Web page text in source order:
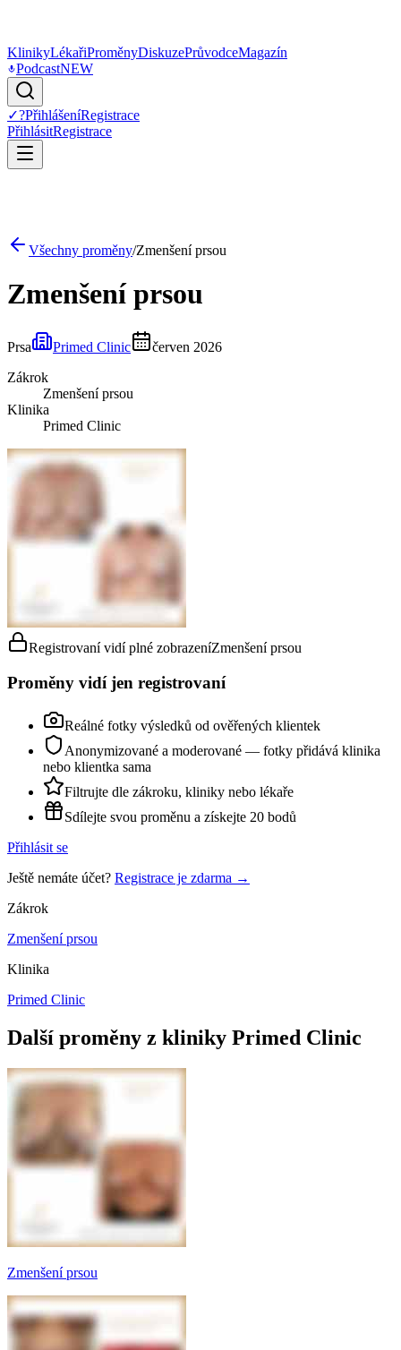
KlinikyLékařiProměnyDiskuzePrůvodceMagazín
PodcastNEW
✓?PřihlášeníRegistrace
PřihlásitRegistrace
Všechny proměny/Zmenšení prsou
Zmenšení prsou
Prsa Primed Clinic
červen 2026
Zákrok
Zmenšení prsou
Klinika
Primed Clinic
Registrovaní vidí plné zobrazeníZmenšení prsou
Proměny vidí jen registrovaní
Reálné fotky výsledků od ověřených klientek
Anonymizované a moderované — fotky přidává klinika
nebo klientka sama
Filtrujte dle zákroku, kliniky nebo lékaře
Sdílejte svou proměnu a získejte 20 bodů
Přihlásit se
Ještě nemáte účet? Registrace je zdarma →
Zákrok
Zmenšení prsou
Klinika
Primed Clinic
Další proměny z kliniky Primed Clinic
Zmenšení prsou